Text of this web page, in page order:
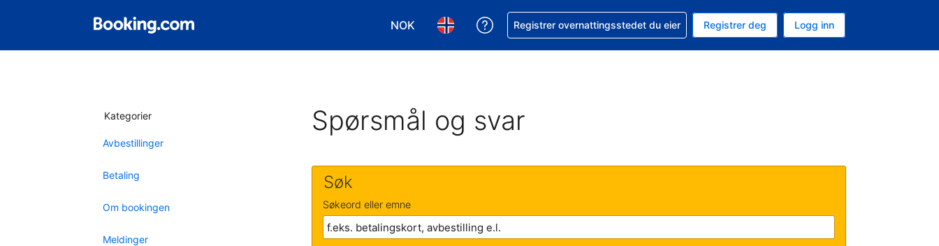
NOK
Velg valuta. Du har valgt Norsk krone som valuta
Velg språk. Du har valgt Norsk som språk
Få hjelp med bookingen din
Registrer overnattingsstedet du eier Registrer deg Logg inn
Kategorier
Avbestillinger
Betaling
Om bookingen
Meldinger
Spørsmål og svar
Søk
Søkeord eller emne